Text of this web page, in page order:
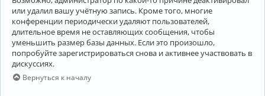
или удалил вашу учётную запись. Кроме того, многие
конференции периодически удаляют пользователей,
длительное время не оставляющих сообщения, чтобы
уменьшить размер базы данных. Если это произошло,
попробуйте зарегистрироваться снова и активнее участвовать в
дискуссиях.
Вернуться к началу